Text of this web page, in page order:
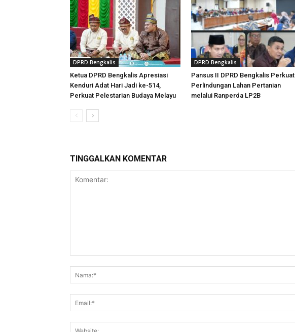
DPRD Bengkalis
Ketua DPRD Bengkalis Apresiasi
Kenduri Adat Hari Jadi ke-514,
Perkuat Pelestarian Budaya Melayu
DPRD Bengkalis
Pansus II DPRD Bengkalis Perkuat
Perlindungan Lahan Pertanian
melalui Ranperda LP2B
TINGGALKAN KOMENTAR